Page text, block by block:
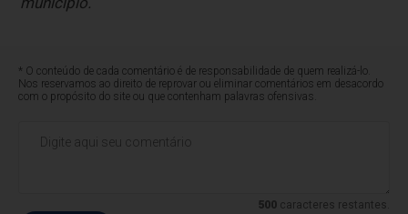
* O conteúdo de cada comentário é de responsabilidade de quem realizá-lo.
Nos reservamos ao direito de reprovar ou eliminar comentários em desacordo
com o propósito do site ou que contenham palavras ofensivas.
500caracteres restantes.